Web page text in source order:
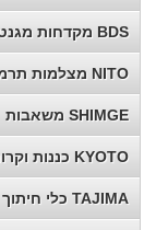
BDS מקדחות מגנטיות
NITO מצלמות תרמיות, כלי מדידה ודיוק
SHIMGE משאבות
KYOTO כננות וקרוניות הרמה ומתיחה
TAJIMA כלי חיתוך ומדידה